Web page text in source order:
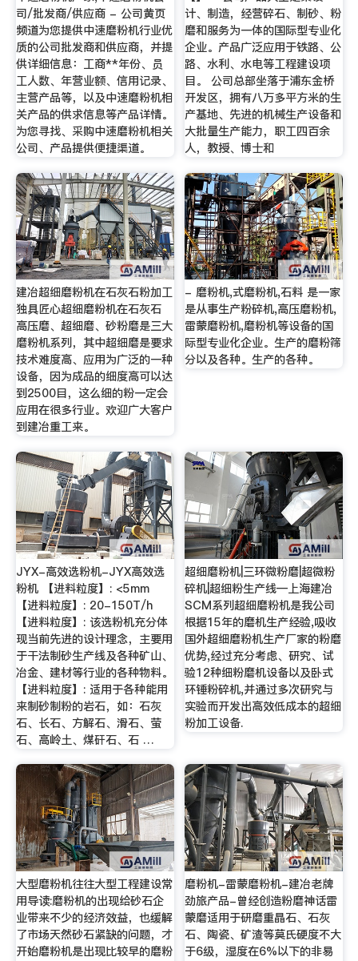
司/批发商/供应商 - 公司黄页
频道为您提供中速磨粉机行业优
质的公司批发商和供应商，并提
供详细信息：工商**年份、员
工人数、年营业额、信用记录、
主营产品等，以及中速磨粉机相
关产品的供求信息等产品详情。
为您寻找、采购中速磨粉机相关
公司、产品提供便捷渠道。
计、制造，经营碎石、制砂、粉
磨和服务为一体的国际型专业化
企业。产品广泛应用于铁路、公
路、水利、水电等工程建设项
目。 公司总部坐落于浦东金桥
开发区，拥有八万多平方米的生
产基地、先进的机械生产设备和
大批量生产能力，职工四百余
人，教授、博士和
建冶超细磨粉机在石灰石粉加工
独具匠心超细磨粉机在石灰石
高压磨、超细磨、砂粉磨是三大
磨粉机系列，其中超细磨是要求
技术难度高、应用为广泛的一种
设备，因为成品的细度高可以达
到2500目，这么细的粉一定会
应用在很多行业。欢迎广大客户
到建冶重工来。
- 磨粉机,式磨粉机,石料 是一家
是从事生产粉碎机,高压磨粉机,
雷蒙磨粉机,磨粉机等设备的国
际型专业化企业。生产的磨粉筛
分以及各种。生产的各种。
JYX-高效选粉机-JYX高效选
粉机 【进料粒度】: <5mm
【进料粒度】: 20-150T/h
【进料粒度】: 该选粉机充分体
现当前先进的设计理念，主要用
于干法制砂生产线及各种矿山、
冶金、建材等行业的各种物料。
【进料粒度】: 适用于各种能用
来制砂制粉的岩石，如：石灰
石、长石、方解石、滑石、萤
石、高岭土、煤矸石、石 …
超细磨粉机|三环微粉磨|超微粉
碎机|超细粉生产线—上海建冶
SCM系列超细磨粉机是我公司
根据15年的磨机生产经验,吸收
国外超细磨粉机生产厂家的粉磨
优势,经过充分考虑、研究、试
验12种细粉磨机设备以及卧式
环锤粉碎机,并通过多次研究与
实验而开发出高效低成本的超细
粉加工设备.
大型磨粉机往往大型工程建设常
用导读:磨粉机的出现给砂石企
业带来不少的经济效益，也缓解
了市场天然砂石紧缺的问题，才
开始磨粉机是出现比较早的磨粉
磨粉机-雷蒙磨粉机-建冶老牌
劲旅产品-曾经创造粉磨神话雷
蒙磨适用于研磨重晶石、石灰
石、陶瓷、矿渣等莫氏硬度不大
于6级，湿度在6%以下的非易